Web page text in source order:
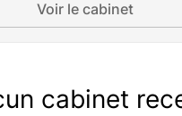
Voir le cabinet
cabinet